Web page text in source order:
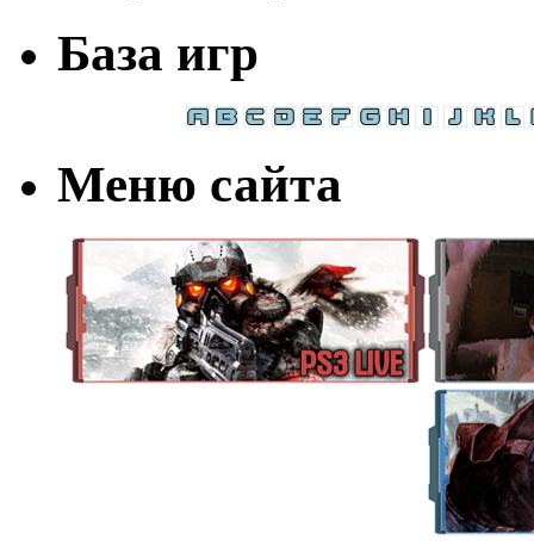
База игр
Меню сайта